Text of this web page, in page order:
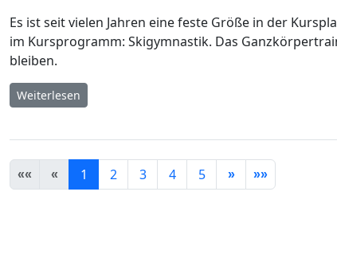
Es ist seit vielen Jahren eine feste Größe in der
im Kursprogramm: Skigymnastik. Das
bleiben.
Weiterlesen
1 2 3 4 5